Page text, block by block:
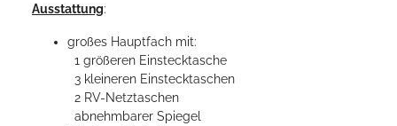
Ausstattung:
großes Hauptfach mit:
1 größeren Einstecktasche
3 kleineren Einstecktaschen
2 RV-Netztaschen
abnehmbarer Spiegel